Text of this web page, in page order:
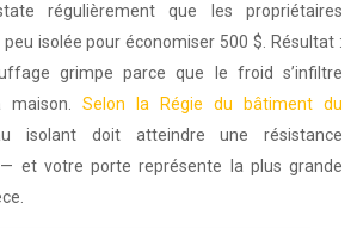
régulièrement que les propriétaires
isolée pour économiser 500 $. Résultat :
grimpe parce que le froid s’infiltre
maison. Selon la Régie du bâtiment du
isolant doit atteindre une résistance
et votre porte représente la plus grande